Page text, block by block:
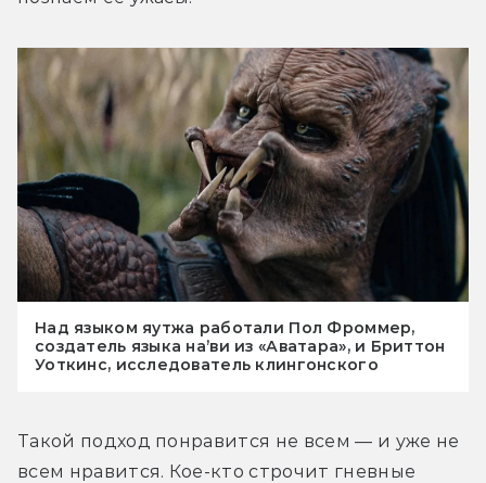
Над языком яутжа работали Пол Фроммер,
создатель языка на’ви из «Аватара», и Бриттон
Уоткинс, исследователь клингонского
Такой подход понравится не всем — и уже не
всем нравится. Кое-кто строчит гневные